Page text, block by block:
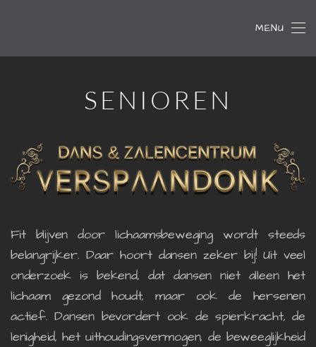
MENU
SENIOREN
Fit blijven door lichaamsbeweging wordt steeds
belangrijker. Daar hoort dansen zeker bij! Uit veel
onderzoek is bekend, dat dansen niet alleen het
lichaam gezond houdt, maar ook de hersenen
actief. Dansen bevordert ook de spierkracht, de
lenigheid, het uithoudingsvermogen, de beweeglijkheid